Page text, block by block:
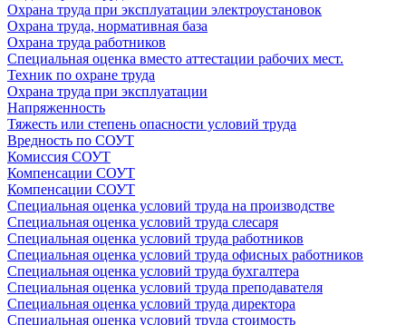
Охрана труда при эксплуатации электроустановок
Охрана труда, нормативная база
Охрана труда работников
Специальная оценка вместо аттестации рабочих мест.
Техник по охране труда
Охрана труда при эксплуатации
Напряженность
Тяжесть или степень опасности условий труда
Вредность по СОУТ
Комиссия СОУТ
Компенсации СОУТ
Компенсации СОУТ
Специальная оценка условий труда на производстве
Специальная оценка условий труда слесаря
Специальная оценка условий труда работников
Специальная оценка условий труда офисных работников
Специальная оценка условий труда бухгалтера
Специальная оценка условий труда преподавателя
Специальная оценка условий труда директора
Специальная оценка условий труда стоимость